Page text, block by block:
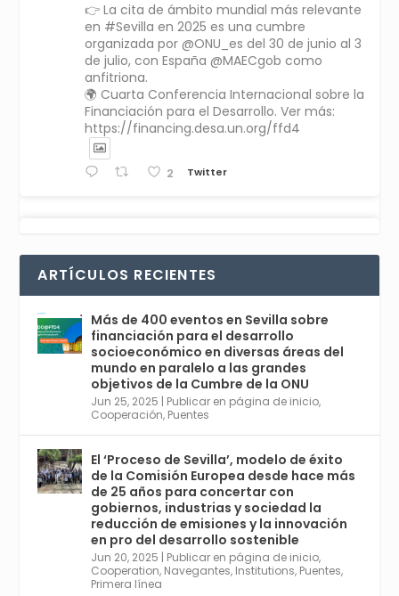
👉 La cita de ámbito mundial más relevante
en #Sevilla en 2025 es una cumbre
organizada por @ONU_es del 30 de junio al 3
de julio, con España @MAECgob como
anfitriona.
🌍 Cuarta Conferencia Internacional sobre la
Financiación para el Desarrollo. Ver más:
https://financing.desa.un.org/ffd4
2 Twitter
r
comienza en Sevilla este lunes 2 con la
Conferencia Internacional sobre Catálisis, y
con el Congreso de Parasitología. Del día 3 al
6, Congreso de Metodología de Ciencias
Sociales y la Salud; y los días 5 y 6 Jornadas
de Economía Industrial.
4
1 2 Twitter
Avata
r
Sevilla World @worldsevilla ·
21 May 2024
Conoce a @mvbim, la empresa sevillana
que ha sido pionera en España en el uso de
la tecnología BIM para digitalizar e
industrializar la arquitectura y la
construcción. Ver su dimensión
ARTÍCULOS RECIENTES
Más de 400 eventos en Sevilla sobre
financiación para el desarrollo
socioeconómico en diversas áreas del
mundo en paralelo a las grandes
objetivos de la Cumbre de la ONU
Jun 25, 2025 | Publicar en página de inicio,
Cooperación, Puentes
El ‘Proceso de Sevilla’, modelo de éxito
de la Comisión Europea desde hace más
de 25 años para concertar con
gobiernos, industrias y sociedad la
reducción de emisiones y la innovación
en pro del desarrollo sostenible
Jun 20, 2025 | Publicar en página de inicio,
Cooperation, Navegantes, Institutions, Puentes,
Primera línea